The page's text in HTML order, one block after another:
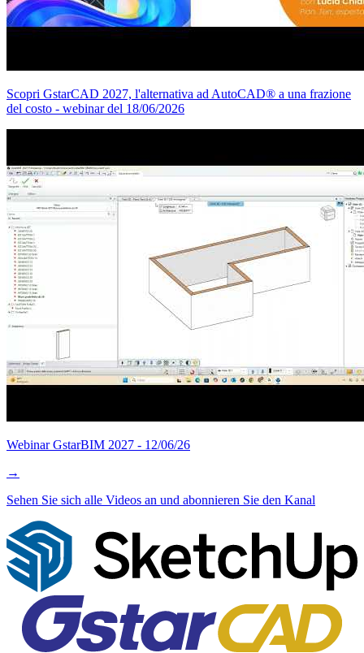
Scopri GstarCAD 2027, l'alternativa ad AutoCAD® a una frazione
del costo - webinar del 18/06/2026
Webinar GstarBIM 2027 - 12/06/26
→
Sehen Sie sich alle Videos an und abonnieren Sie den Kanal